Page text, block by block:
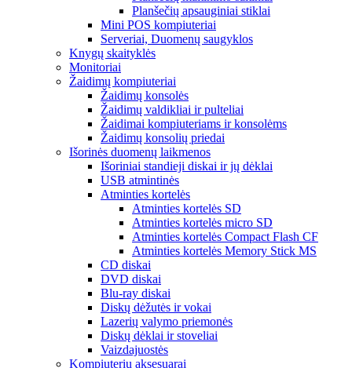
Planšečių apsauginiai stiklai
Mini POS kompiuteriai
Serveriai, Duomenų saugyklos
Knygų skaityklės
Monitoriai
Žaidimų kompiuteriai
Žaidimų konsolės
Žaidimų valdikliai ir pulteliai
Žaidimai kompiuteriams ir konsolėms
Žaidimų konsolių priedai
Išorinės duomenų laikmenos
Išoriniai standieji diskai ir jų dėklai
USB atmintinės
Atminties kortelės
Atminties kortelės SD
Atminties kortelės micro SD
Atminties kortelės Compact Flash CF
Atminties kortelės Memory Stick MS
CD diskai
DVD diskai
Blu-ray diskai
Diskų dėžutės ir vokai
Lazerių valymo priemonės
Diskų dėklai ir stoveliai
Vaizdajuostės
Kompiuterių aksesuarai